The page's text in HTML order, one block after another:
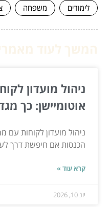
לימודים
משפחה
ניהול מועדון
אוטומיישן: כך
ניהול מועדון לקוחות עם
הכנסות אם חיפשת דרך
קרא עוד »
יונ 10, 2026